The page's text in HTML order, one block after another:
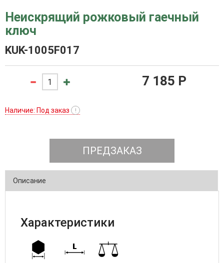
Неискрящий рожковый гаечный
ключ
KUK-1005F017
7 185 P
Наличие: Под заказ !
ПРЕДЗАКАЗ
Описание
Характеристики